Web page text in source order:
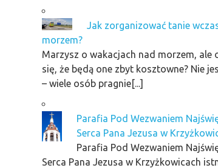
Jak zorganizować tanie
morzem?
Marzysz o wakacjach nad morzem, ale
się, że będą one zbyt kosztowne? Nie
– wiele osób pragnie[...]
Parafia Pod Wezwaniem
Serca Pana Jezusa w
Parafia Pod Wezwaniem
Serca Pana Jezusa w Krzyżkowicach